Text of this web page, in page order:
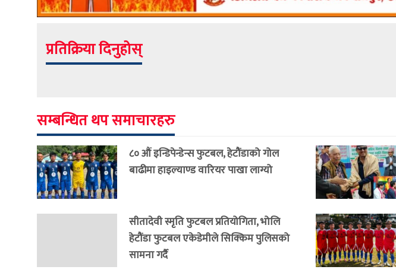
प्रतिक्रिया दिनुहोस्
सम्बन्धित थप समाचारहरु
८० औं इन्डिपेन्डेन्स फुटबल, हेटौंडाको गोल
बाढीमा हाइल्याण्ड वारियर पाखा लाग्यो
सीतादेवी स्मृति फुटबल प्रतियोगिता, भोलि
हेटौंडा फुटबल एकेडेमीले सिक्किम पुलिसको
सामना गर्दै